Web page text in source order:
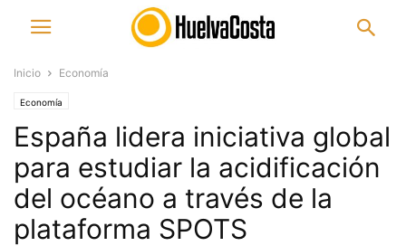
Inicio Economía
Economía
España lidera iniciativa global
para estudiar la acidificación
del océano a través de la
plataforma SPOTS